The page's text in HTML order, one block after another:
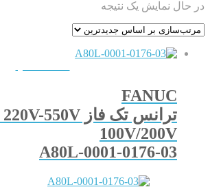
در حال نمایش یک نتیجه
FANUC
100V/200V
A80L-0001-0176-03